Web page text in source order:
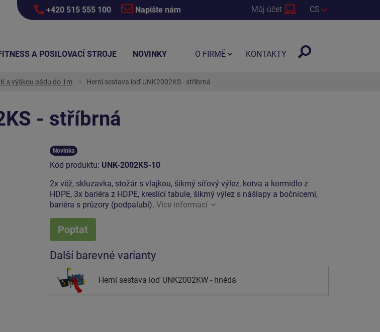
+420 515 555 100 Napište nám Můj účet CS
s výškou pádu do 1m Herní sestava loď UNK2002KS - stříbrná
- stříbrná
Novinka
Kód produktu: UNK-2002KS-10
2x věž, skluzavka, stožár s vlajkou, šikmý síťový výlez, kotva a kormidlo z
HDPE, 3x bariéra z HDPE, kreslící tabule, šikmý výlez s nášlapy a bočnicemi,
bariéra s průzory (podpalubí). Více informací
Poptat
Další barevné varianty
Herní sestava loď UNK2002KW - hnědá
A POSILOVACÍ STROJE NOVINKY O FIRMĚ KONTAKTY